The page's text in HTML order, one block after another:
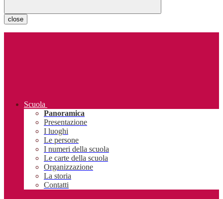
close
Scuola
Panoramica
Presentazione
I luoghi
Le persone
I numeri della scuola
Le carte della scuola
Organizzazione
La storia
Contatti